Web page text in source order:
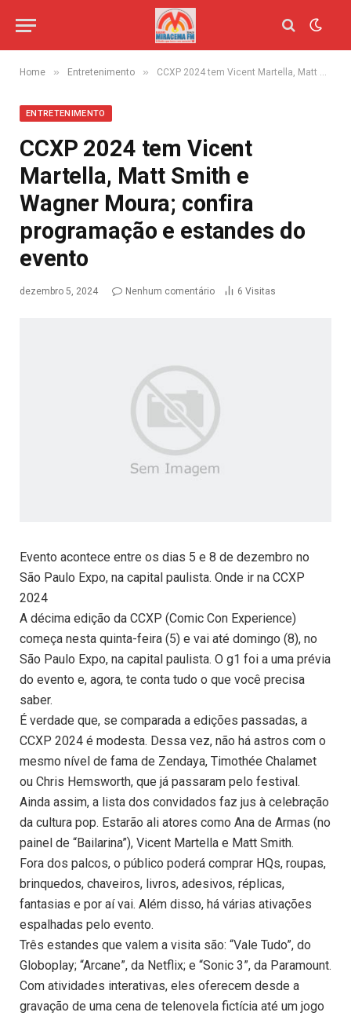
Home » Entretenimento » CCXP 2024 tem Vicent Martella, Matt Smith e Wagner Moura; confira programação e estandes do evento
ENTRETENIMENTO
CCXP 2024 tem Vicent
Martella, Matt Smith e
Wagner Moura; confira
programação e estandes do
evento
dezembro 5, 2024 Nenhum comentário 6 Visitas
Evento acontece entre os dias 5 e 8 de dezembro no
São Paulo Expo, na capital paulista. Onde ir na CCXP
2024
A décima edição da CCXP (Comic Con Experience)
começa nesta quinta-feira (5) e vai até domingo (8), no
São Paulo Expo, na capital paulista. O g1 foi a uma prévia
do evento e, agora, te conta tudo o que você precisa
saber.
É verdade que, se comparada a edições passadas, a
CCXP 2024 é modesta. Dessa vez, não há astros com o
mesmo nível de fama de Zendaya, Timothée Chalamet
ou Chris Hemsworth, que já passaram pelo festival.
Ainda assim, a lista dos convidados faz jus à celebração
da cultura pop. Estarão ali atores como Ana de Armas (no
painel de “Bailarina”), Vicent Martella e Matt Smith.
Fora dos palcos, o público poderá comprar HQs, roupas,
brinquedos, chaveiros, livros, adesivos, réplicas,
fantasias e por aí vai. Além disso, há várias ativações
espalhadas pelo evento.
Três estandes que valem a visita são: “Vale Tudo”, do
Globoplay; “Arcane”, da Netflix; e “Sonic 3”, da Paramount.
Com atividades interativas, eles oferecem desde a
gravação de uma cena de telenovela fictícia até um jogo